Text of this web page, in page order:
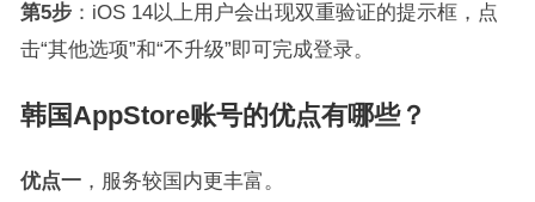
第5步：iOS 14以上用户会出现双重验证的提示框，点
击“其他选项”和“不升级”即可完成登录。
韩国AppStore账号的优点有哪些？
优点一，服务较国内更丰富。